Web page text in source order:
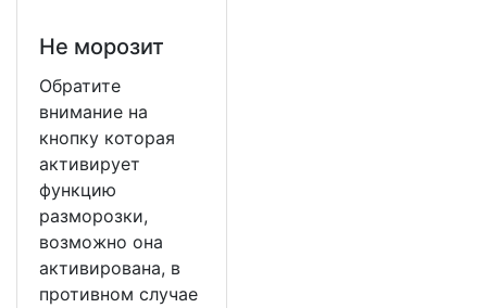
Не морозит
Обратите
внимание на
кнопку которая
активирует
функцию
разморозки,
возможно она
активирована, в
противном случае